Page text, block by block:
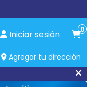
Iniciar sesión 0
Agregar tu dirección